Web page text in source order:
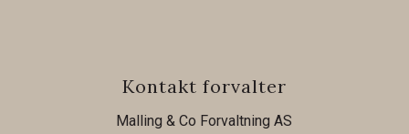
Kontakt forvalter
Malling & Co Forvaltning AS